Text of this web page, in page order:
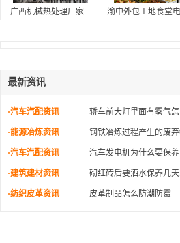
广西机械热处理厂家 渝中外包工地食堂
最新资讯
·汽车汽配资讯 轿车前大灯里面有雾气
·能源冶炼资讯 钢铁冶炼过程产生的废
·汽车汽配资讯 汽车发电机为什么要保养
·建筑建材资讯 砌红砖后要洒水保养几
·纺织皮革资讯 皮革制品怎么防潮防霉